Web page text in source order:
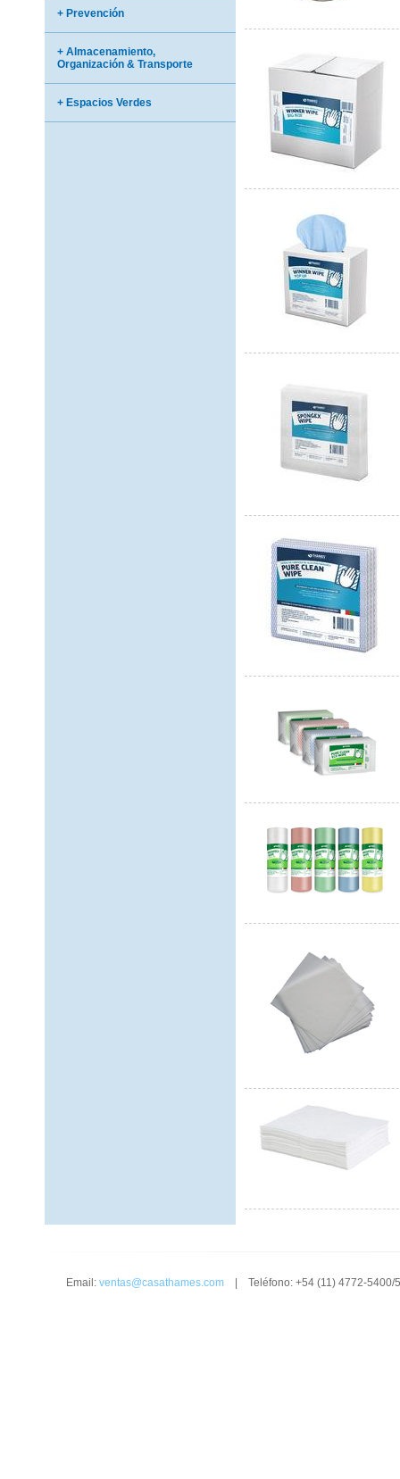
+ Prevención
+ Almacenamiento,
Organización & Transporte
+ Espacios Verdes
Email: ventas@casathames.com| Teléfono: +54 (11) 4772-